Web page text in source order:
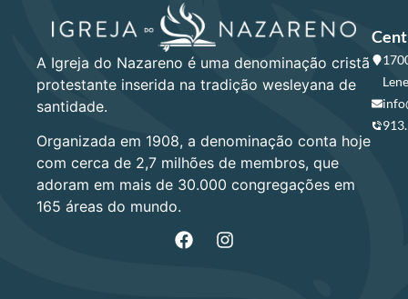
A Igreja do Nazareno é uma denominação cristã
protestante inserida na tradição wesleyana de
santidade.
Organizada em 1908, a denominação conta hoje
com cerca de 2,7 milhões de membros, que
adoram em mais de 30.000 congregações em
165 áreas do mundo.